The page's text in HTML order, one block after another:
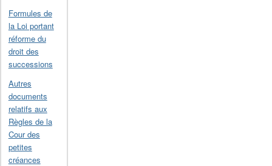
Formules de
la Loi portant
réforme du
droit des
successions
Autres
documents
relatifs aux
Règles de la
Cour des
petites
créances